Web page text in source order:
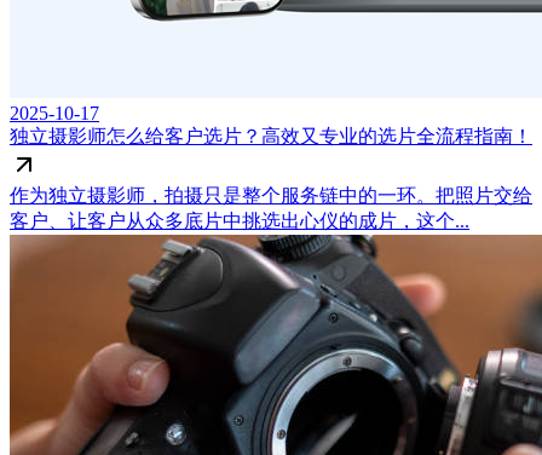
2025-10-17
独立摄影师怎么给客户选片？高效又专业的选片全流程指南！
作为独立摄影师，拍摄只是整个服务链中的一环。把照片交给
客户、让客户从众多底片中挑选出心仪的成片，这个...